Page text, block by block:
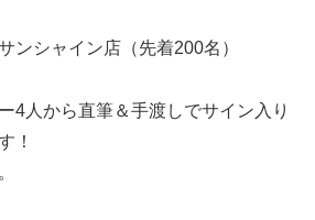
ンシャイン店（先着200名）
4人から直筆＆手渡しでサイン入り
！